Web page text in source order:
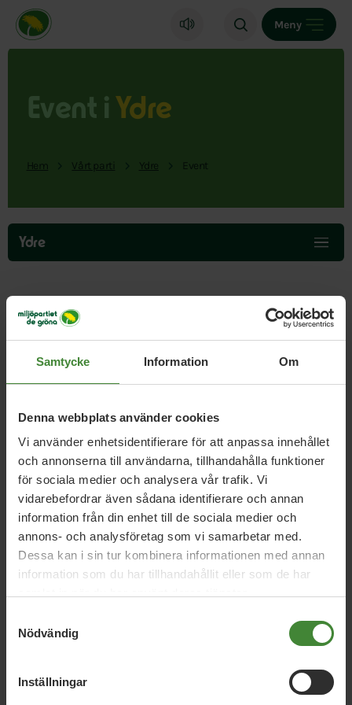
Samtycke Information Om
Denna webbplats använder cookies
Vi använder enhetsidentifierare för att anpassa innehållet
och annonserna till användarna, tillhandahålla funktioner
för sociala medier och analysera vår trafik. Vi
vidarebefordrar även sådana identifierare och annan
information från din enhet till de sociala medier och
annons- och analysföretag som vi samarbetar med.
Dessa kan i sin tur kombinera informationen med annan
information som du har tillhandahållit eller som de har
Nödvändig
Inställningar
Miljöpartiet de gröna, startsida
Meny
Event i Ydre
Hem Vårt parti Ydre Event
Hoppa
över
menyn
Ydre
Här hittar du events från vår del av landet.
Dela denna sida och hjälp oss
attsprida vårt budskap